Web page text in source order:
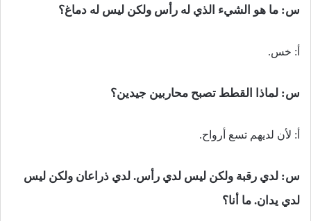
س: ما هو الشيء الذي له رأس ولكن ليس له دماغ؟
أ: خس.
س: لماذا القطط تصبح محاربين جيدين؟
أ: لأن لديهم تسع أرواح.
س: لدي رقبة ولكن ليس لدي رأس. لدي ذراعان ولكن ليس
لدي يدان. ما أنا؟